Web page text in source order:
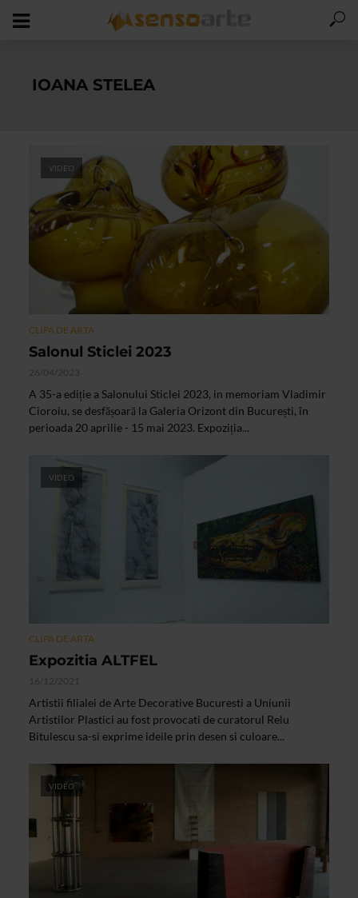
IOANA STELEA
VIDEO
CLIPA DE ARTA
Salonul Sticlei 2023
26/04/2023
A 35-a ediție a Salonului Sticlei 2023, in memoriam Vladimir
Cioroiu, se desfășoară la Galeria Orizont din București, în
perioada 20 aprilie - 15 mai 2023. Expoziția...
VIDEO
CLIPA DE ARTA
Expozitia ALTFEL
16/12/2021
Artistii filialei de Arte Decorative Bucuresti a Uniunii
Artistilor Plastici au fost provocati de curatorul Relu
Bitulescu sa-si exprime ideile prin desen si culoare...
VIDEO